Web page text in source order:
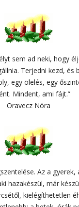
sem ad neki, hogy
Terjedni kezd,
egy ölelés, egy
Mindent, ami fájt.”
Oravecz Nóra
Az a
hazakészül, már
kielégíthetetlen